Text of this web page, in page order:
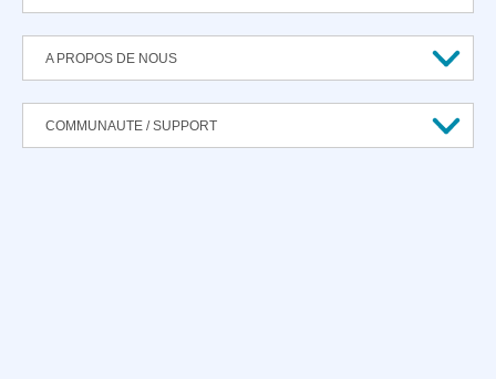
A PROPOS DE NOUS
COMMUNAUTE / SUPPORT